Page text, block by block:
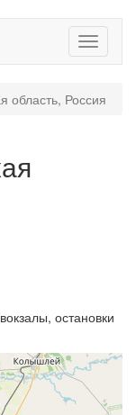
область, Россия
остановки